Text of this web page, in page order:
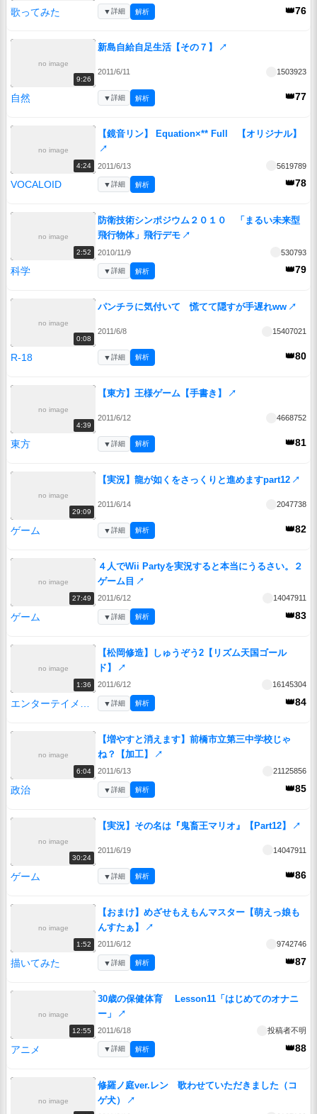
歌ってみた 👑76
▼詳細 解析
no image
9:26
新島自給自足生活【その７】 ↗
2011/6/11 1503923
自然 👑77
▼詳細 解析
no image
4:24
【鏡音リン】 Equation×** Full 【オリジナル】
↗
2011/6/13 5619789
VOCALOID 👑78
▼詳細 解析
no image
2:52
防衛技術シンポジウム２０１０ 「まるい未来型
飛行物体」飛行デモ ↗
2010/11/9 530793
科学 👑79
▼詳細 解析
no image
0:08
パンチラに気付いて 慌てて隠すが手遅れww ↗
2011/6/8 15407021
R-18 👑80
▼詳細 解析
no image
4:39
【東方】王様ゲーム【手書き】 ↗
2011/6/12 4668752
東方 👑81
▼詳細 解析
no image
29:09
【実況】龍が如くをさっくりと進めますpart12 ↗
2011/6/14 2047738
ゲーム 👑82
▼詳細 解析
no image
27:49
４人でWii Partyを実況すると本当にうるさい。２
ゲーム目 ↗
2011/6/12 14047911
ゲーム 👑83
▼詳細 解析
no image
1:36
【松岡修造】しゅうぞう2【リズム天国ゴール
ド】
↗
2011/6/12 16145304
👑84
▼詳細 解析
no image
6:04
【増やすと消えます】前橋市立第三中学校じゃ
ね？【加工】
↗
2011/6/13 21125856
政治 👑85
▼詳細 解析
no image
30:24
【実況】その名は『鬼畜王マリオ』【Part12】 ↗
2011/6/19 14047911
ゲーム 👑86
▼詳細 解析
no image
1:52
【おまけ】めざせもえもんマスター【萌えっ娘も
んすたぁ】
↗
2011/6/12 9742746
描いてみた 👑87
▼詳細 解析
no image
12:55
30歳の保健体育 Lesson11「はじめてのオナニ
ー」
↗
2011/6/18 投稿者不明
アニメ 👑88
▼詳細 解析
no image
修羅ノ庭ver.レン 歌わせていただきました（コ
ゲ犬）
↗